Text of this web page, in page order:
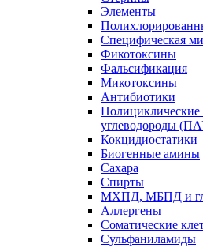
Элементы
Специфическая
Фикотоксины
Фальсификация
Микотоксины
Антибиотики
Полициклические
углеводороды
Кокцидиостатики
Биогенные амины
Сахара
Спирты
МХПД, МБПД и
Аллергены
Соматические
Сульфаниламиды